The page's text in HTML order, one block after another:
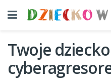
Twoje dziecko